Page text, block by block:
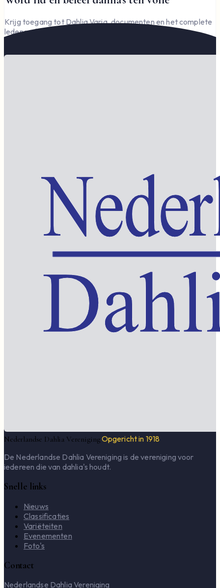
Krijg toegang tot Dahlia Varia, documenten en het complete
ledengedeelte — en steun de vereniging.
Nederlandse Dahlia VerenigingOpgericht in 1918
De Nederlandse Dahlia Vereniging is de vereniging voor
iedereen die van dahlia's houdt.
Snelle links
Nieuws
Classificaties
Variëteiten
Evenementen
Foto's
Contact
Nederlandse Dahlia Vereniging